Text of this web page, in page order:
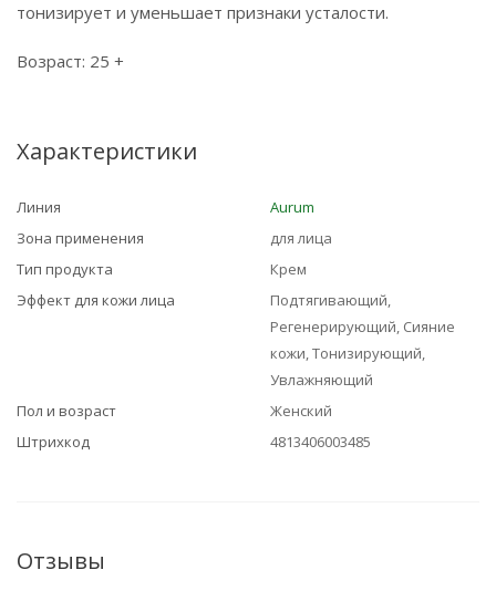
тонизирует и уменьшает признаки усталости.
Возраст: 25 +
Характеристики
Линия
Aurum
Зона применения
для лица
Тип продукта
Крем
Эффект для кожи лица
Подтягивающий,
Регенерирующий, Сияние
кожи, Тонизирующий,
Увлажняющий
Пол и возраст
Женский
Штрихкод
4813406003485
Отзывы